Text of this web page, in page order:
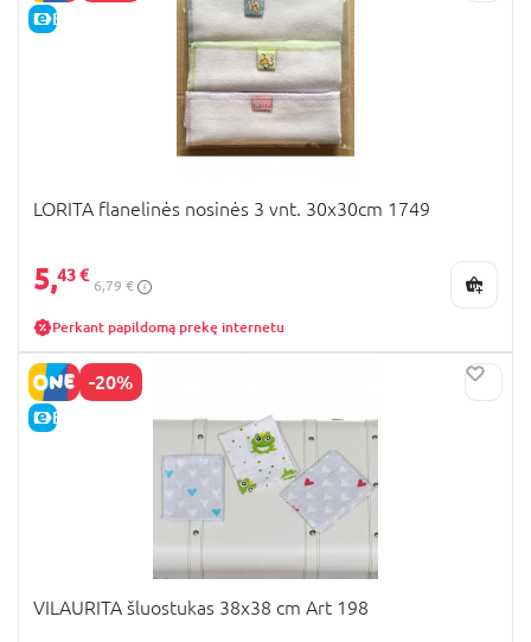
E-KAINA
LORITA flanelinės nosinės 3 vnt. 30x30cm 1749
5,43 €
6,79 €
Perkant papildomą prekę internetu
-20%
E-KAINA
VILAURITA šluostukas 38x38 cm Art 198